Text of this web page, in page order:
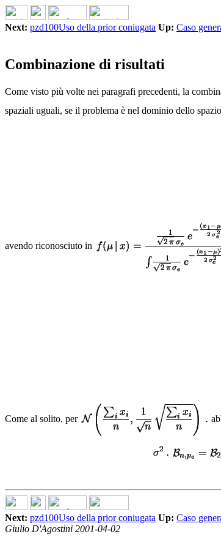
Next: pzd100Uso della prior coniugata Up: Caso
Combinazione di risultati
Come visto più volte nei paragrafi precedenti, la
spaziali uguali, se il problema è nel dominio dello
avendo riconosciuto in
Come al solito, per
Next: pzd100Uso della prior coniugata Up: Caso
Giulio D'Agostini 2001-04-02